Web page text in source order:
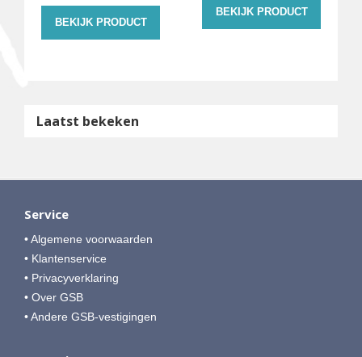
BEKIJK PRODUCT
BEKIJK PRODUCT
Laatst bekeken
Service
• Algemene voorwaarden
• Klantenservice
• Privacyverklaring
• Over GSB
• Andere GSB-vestigingen